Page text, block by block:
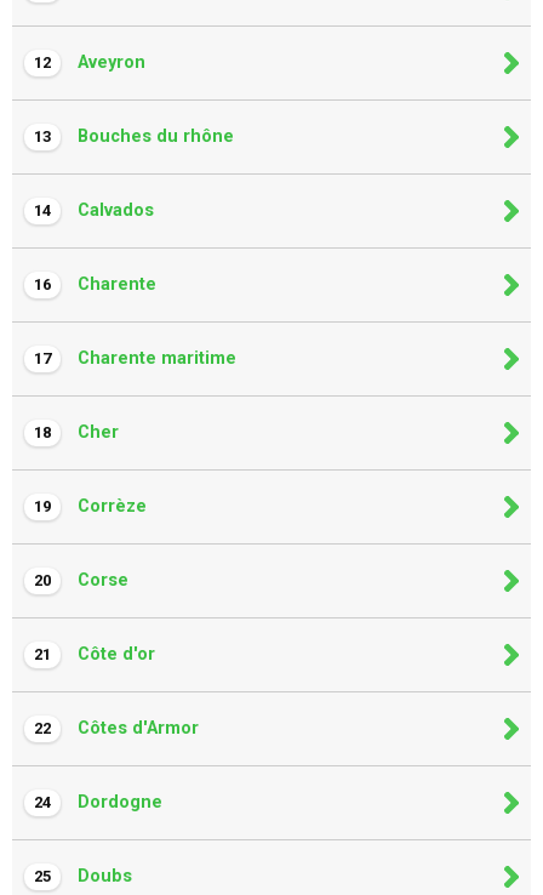
12 Aveyron
13 Bouches du rhône
14 Calvados
16 Charente
17 Charente maritime
18 Cher
19 Corrèze
20 Corse
21 Côte d'or
22 Côtes d'Armor
24 Dordogne
25 Doubs